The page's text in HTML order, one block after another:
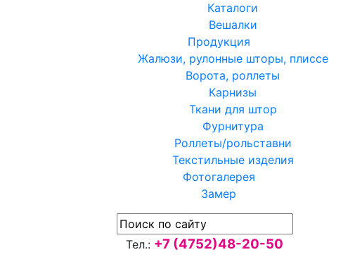
Каталоги
Вешалки
Продукция
Жалюзи, рулонные шторы, плиссе
Ворота, роллеты
Карнизы
Ткани для штор
Фурнитура
Роллеты/рольставни
Текстильные изделия
Фотогалерея
Замер
Тел.: +7 (4752)48-20-50